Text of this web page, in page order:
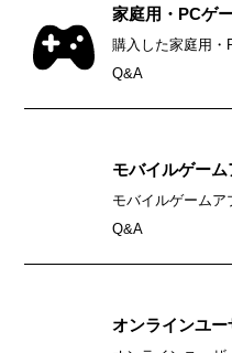
家庭用・PCゲ
購入した家庭用・
Q&A
モバイルゲーム
モバイルゲームア
Q&A
オンラインユ